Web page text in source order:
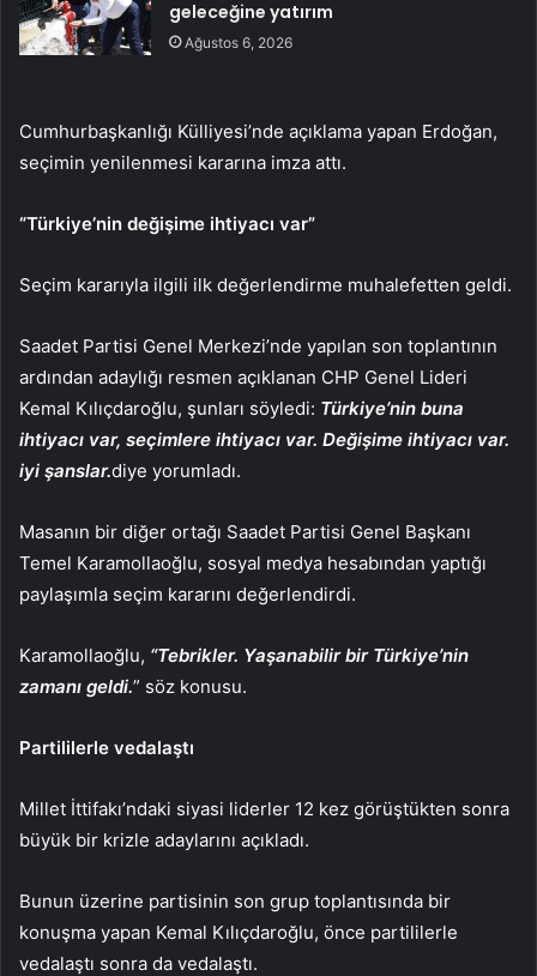
geleceğine yatırım
Ağustos 6, 2026
Cumhurbaşkanlığı Külliyesi’nde açıklama yapan Erdoğan,
seçimin yenilenmesi kararına imza attı.
“Türkiye’nin değişime ihtiyacı var”
Seçim kararıyla ilgili ilk değerlendirme muhalefetten geldi.
Saadet Partisi Genel Merkezi’nde yapılan son toplantının
ardından adaylığı resmen açıklanan CHP Genel Lideri
Kemal Kılıçdaroğlu, şunları söyledi: Türkiye’nin buna
ihtiyacı var, seçimlere ihtiyacı var. Değişime ihtiyacı var.
iyi şanslar.diye yorumladı.
Masanın bir diğer ortağı Saadet Partisi Genel Başkanı
Temel Karamollaoğlu, sosyal medya hesabından yaptığı
paylaşımla seçim kararını değerlendirdi.
Karamollaoğlu, “Tebrikler. Yaşanabilir bir Türkiye’nin
zamanı geldi.” söz konusu.
Partililerle vedalaştı
Millet İttifakı’ndaki siyasi liderler 12 kez görüştükten sonra
büyük bir krizle adaylarını açıkladı.
Bunun üzerine partisinin son grup toplantısında bir
konuşma yapan Kemal Kılıçdaroğlu, önce partililerle
vedalaştı sonra da vedalaştı.